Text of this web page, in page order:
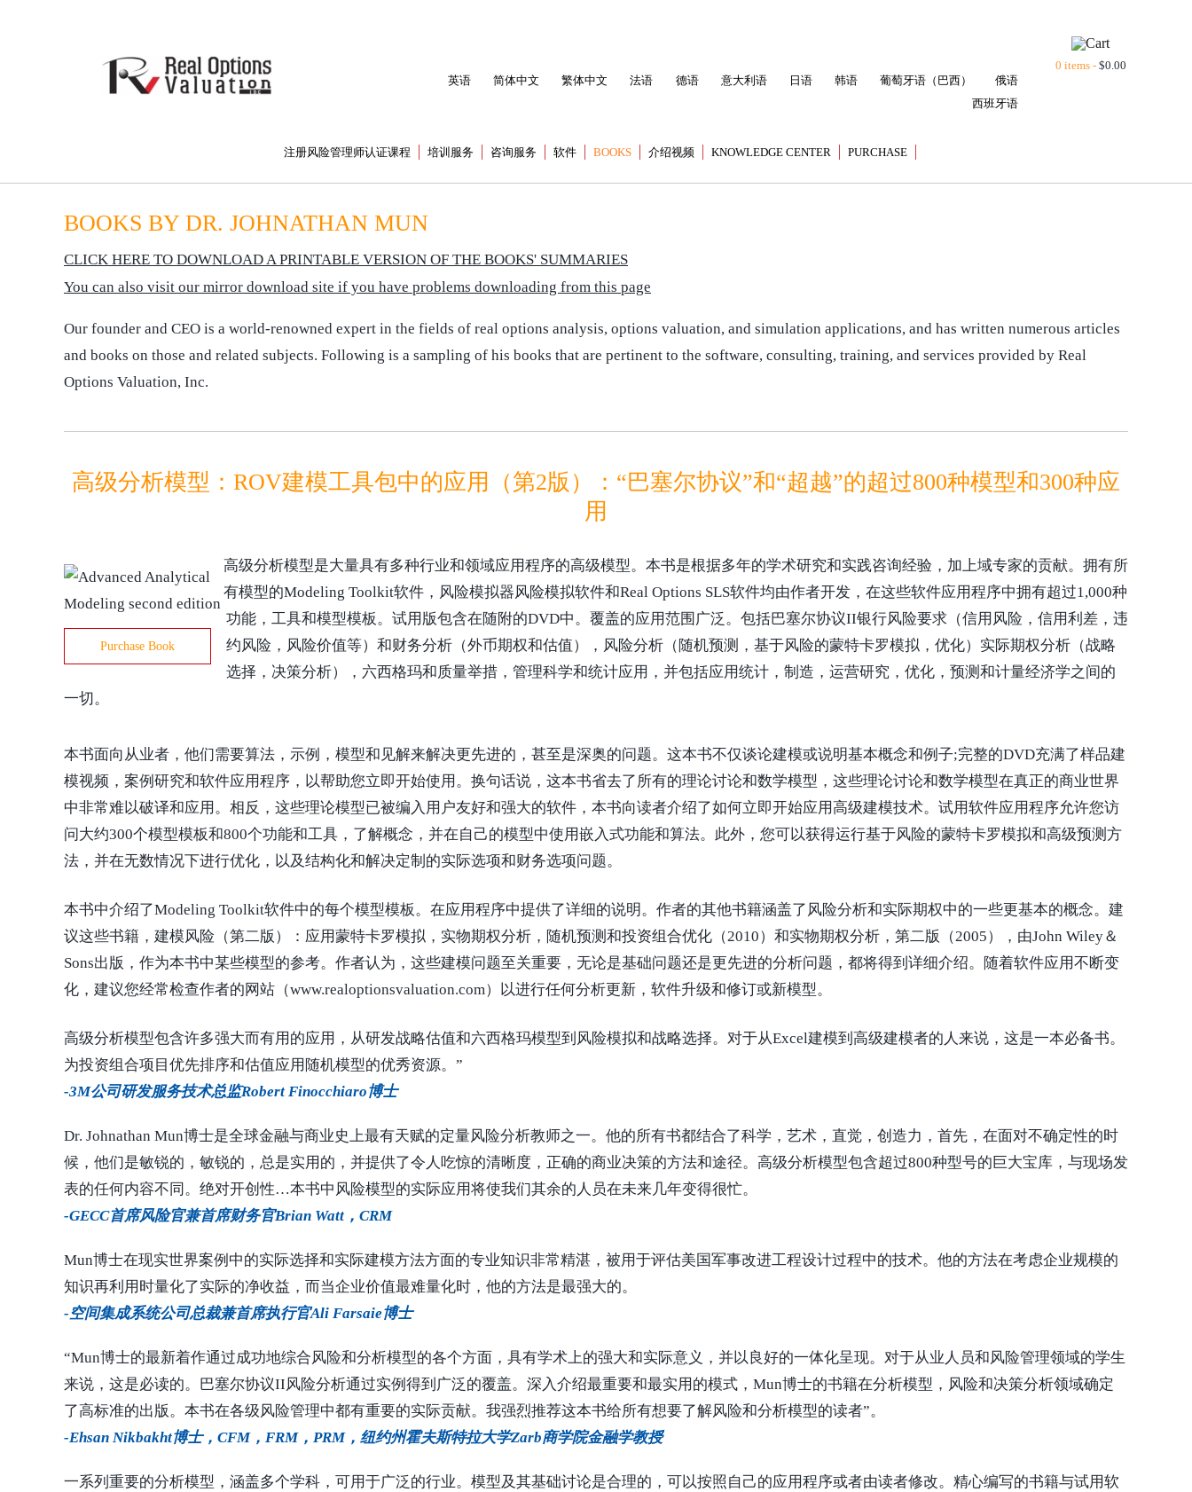
英语 简体中文 繁体中文 法语 德语 意大利语 日语 韩语 葡萄牙语（巴西）
俄语
西班牙语
0 items - $0.00
注册风险管理师认证课程 培训服务 咨询服务 软件 BOOKS 介绍视频 KNOWLEDGE CENTER PURCHASE
BOOKS BY DR. JOHNATHAN MUN
CLICK HERE TO DOWNLOAD A PRINTABLE VERSION OF THE BOOKS' SUMMARIES
You can also visit our mirror download site if you have problems downloading from this page
Our founder and CEO is a world-renowned expert in the fields of real options analysis, options valuation, and simulation applications, and has written numerous articles
and books on those and related subjects. Following is a sampling of his books that are pertinent to the software, consulting, training, and services provided by Real
Options Valuation, Inc.
高级分析模型：ROV建模工具包中的应用（第2版）：“巴塞尔协议”和“超越”的超过800种模型和300种应
用
Purchase Book
高级分析模型是大量具有多种行业和领域应用程序的高级模型。本书是根据多年的学术研究和实践咨询经验，加上域专家的贡献。拥有所
有模型的Modeling Toolkit软件，风险模拟器风险模拟软件和Real Options SLS软件均由作者开发，在这些软件应用程序中拥有超过1,000种
功能，工具和模型模板。试用版包含在随附的DVD中。覆盖的应用范围广泛。包括巴塞尔协议II银行风险要求（信用风险，信用利差，违
约风险，风险价值等）和财务分析（外币期权和估值），风险分析（随机预测，基于风险的蒙特卡罗模拟，优化）实际期权分析（战略
选择，决策分析），六西格玛和质量举措，管理科学和统计应用，并包括应用统计，制造，运营研究，优化，预测和计量经济学之间的
一切。
本书面向从业者，他们需要算法，示例，模型和见解来解决更先进的，甚至是深奥的问题。这本书不仅谈论建模或说明基本概念和例子;完整的DVD充满了样品建
模视频，案例研究和软件应用程序，以帮助您立即开始使用。换句话说，这本书省去了所有的理论讨论和数学模型，这些理论讨论和数学模型在真正的商业世界
中非常难以破译和应用。相反，这些理论模型已被编入用户友好和强大的软件，本书向读者介绍了如何立即开始应用高级建模技术。试用软件应用程序允许您访
问大约300个模型模板和800个功能和工具，了解概念，并在自己的模型中使用嵌入式功能和算法。此外，您可以获得运行基于风险的蒙特卡罗模拟和高级预测方
法，并在无数情况下进行优化，以及结构化和解决定制的实际选项和财务选项问题。
本书中介绍了Modeling Toolkit软件中的每个模型模板。在应用程序中提供了详细的说明。作者的其他书籍涵盖了风险分析和实际期权中的一些更基本的概念。建
议这些书籍，建模风险（第二版）：应用蒙特卡罗模拟，实物期权分析，随机预测和投资组合优化（2010）和实物期权分析，第二版（2005），由John Wiley＆
Sons出版，作为本书中某些模型的参考。作者认为，这些建模问题至关重要，无论是基础问题还是更先进的分析问题，都将得到详细介绍。随着软件应用不断变
化，建议您经常检查作者的网站（www.realoptionsvaluation.com）以进行任何分析更新，软件升级和修订或新模型。
高级分析模型包含许多强大而有用的应用，从研发战略估值和六西格玛模型到风险模拟和战略选择。对于从Excel建模到高级建模者的人来说，这是一本必备书。
为投资组合项目优先排序和估值应用​​随机模型的优秀资源。”
-3M公司研发服务技术总监Robert Finocchiaro博士
Dr. Johnathan Mun博士是全球金融与商业史上最有天赋的定量风险分析教师之一。他的所有书都结合了科学，艺术，直觉，创造力，首先，在面对不确定性的时
候，他们是敏锐的，敏锐的，总是实用的，并提供了令人吃惊的清晰度，正确的商业决策的方法和途径。高级分析模型包含超过800种型号的巨大宝库，与现场发
表的任何内容不同。绝对开创性…本书中风险模型的实际应用将使我们其余的人员在未来几年变得很忙。
-GECC首席风险官兼首席财务官Brian Watt，CRM
Mun博士在现实世界案例中的实际选择和实际建模方法方面的专业知识非常精湛，被用于评估美国军事改进工程设计过程中的技术。他的方法在考虑企业规模的
知识再利用时量化了实际的净收益，而当企业价值最难量化时，他的方法是最强大的。
-空间集成系统公司总裁兼首席执行官Ali Farsaie博士
“Mun博士的最新着作通过成功地综合风险和分析模型的各个方面，具有学术上的强大和实际意义，并以良好的一体化呈现。对于从业人员和风险管理领域的学生
来说，这是必读的。巴塞尔协议II风险分析通过实例得到广泛的覆盖。深入介绍最重要和最实用的模式，Mun博士的书籍在分析模型，风险和决策分析领域确定
了高标准的出版。本书在各级风险管理中都有重要的实际贡献。我强烈推荐这本书给所有想要了解风险和分析模型的读者”。
-Ehsan Nikbakht博士，CFM，FRM，PRM，纽约州霍夫斯特拉大学Zarb商学院金融学教授
一系列重要的分析模型，涵盖多个学科，可用于广泛的行业。模型及其基础讨论是合理的，可以按照自己的应用程序或者由读者修改。精心编写的书籍与试用软